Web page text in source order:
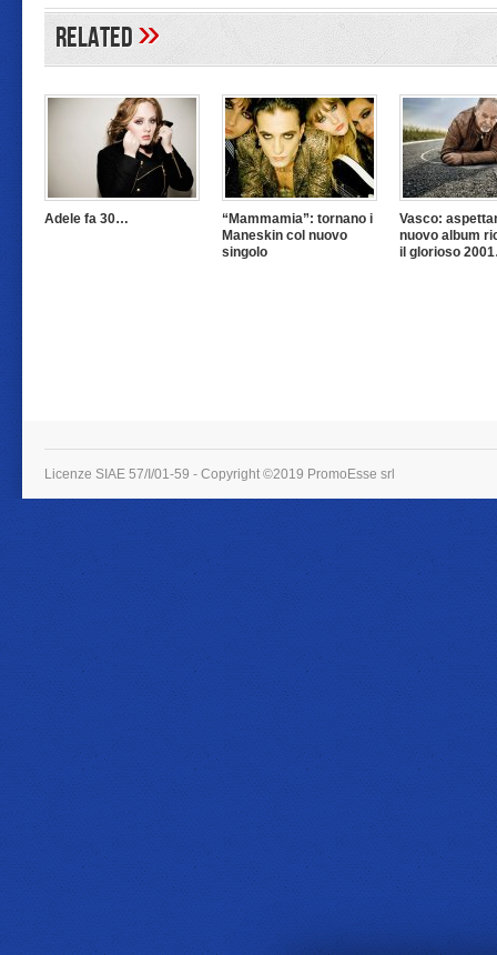
Related»
Adele fa 30…
“Mammamia”: tornano i
Maneskin col nuovo
singolo
Vasco:
nuovo album
il glorioso
Licenze SIAE 57/I/01-59 - Copyright ©2019 PromoEsse srl